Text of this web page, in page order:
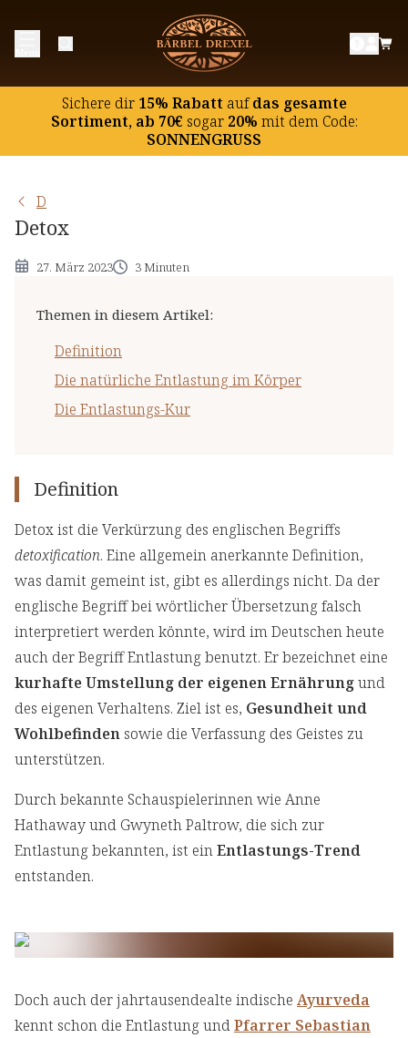
Sichere dir15% Rabatt aufdas gesamte
Sortiment, ab 70€ sogar20% mit dem Code:
SONNENGRUSS
D
Detox
27. März 2023 3 Minuten
Themen in diesem Artikel:
Definition
Die natürliche Entlastung im Körper
Die Entlastungs-Kur
Definition
Die natürliche Entlastung im Körper
Die Entlastungs-Kur
Definition
Detox ist die Verkürzung des englischen Begriffs
detoxification. Eine allgemein anerkannte Definition,
was damit gemeint ist, gibt es allerdings nicht. Da der
englische Begriff bei wörtlicher Übersetzung falsch
interpretiert werden könnte, wird im Deutschen heute
auch der Begriff Entlastung benutzt. Er bezeichnet eine
kurhafte Umstellung der eigenen Ernährungund
des eigenen Verhaltens. Ziel ist es, Gesundheit und
Wohlbefinden sowie die Verfassung des Geistes zu
unterstützen.
Durch bekannte Schauspielerinnen wie Anne
Hathaway und Gwyneth Paltrow, die sich zur
Entlastung bekannten, ist einEntlastungs-Trend
entstanden.
Doch auch der jahrtausendealte indische Ayurveda
kennt schon die Entlastung undPfarrer Sebastian